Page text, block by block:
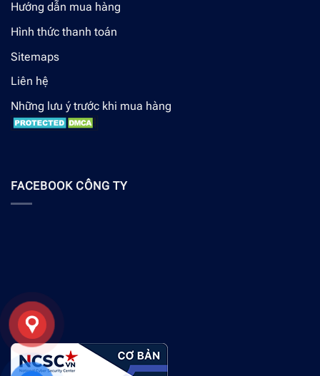
Hướng dẫn mua hàng
Hình thức thanh toán
Sitemaps
Liên hệ
Những lưu ý trước khi mua hàng
FACEBOOK CÔNG TY